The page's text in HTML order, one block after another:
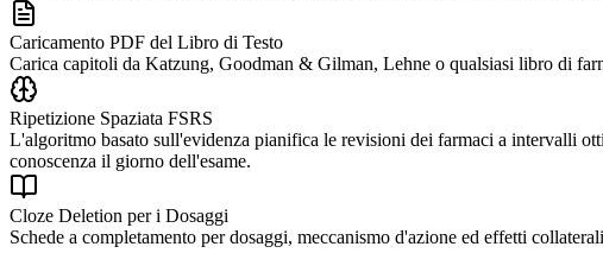
Caricamento PDF del Libro di Testo
Carica capitoli da Katzung, Goodman & Gilman, Lehne o qualsiasi libro di
Ripetizione Spaziata FSRS
L'algoritmo basato sull'evidenza pianifica le revisioni dei farmaci a intervalli
conoscenza il giorno dell'esame.
Cloze Deletion per i Dosaggi
Schede a completamento per dosaggi, meccanismo d'azione ed effetti